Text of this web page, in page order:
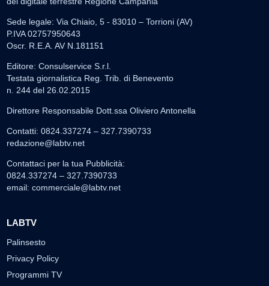
Sede legale: Via Chiaio, 5 - 83010 – Torrioni (AV)
P.IVA 02757950643
Oscr. R.E.A. AV N.181151
Editore: Consulservice S.r.l.
Testata giornalistica Reg. Trib. di Benevento
n. 244 del 26.02.2015
Direttore Responsabile Dott.ssa Oliviero Antonella
Contatti: 0824.337274 – 327.7390733
redazione@labtv.net
Contattaci per la tua Pubblicità:
0824.337274 – 327.7390733
email: commerciale@labtv.net
LABTV
Palinsesto
Privacy Policy
Programmi TV